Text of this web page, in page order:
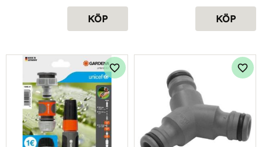
KÖP KÖP
Lägg till i favoriter